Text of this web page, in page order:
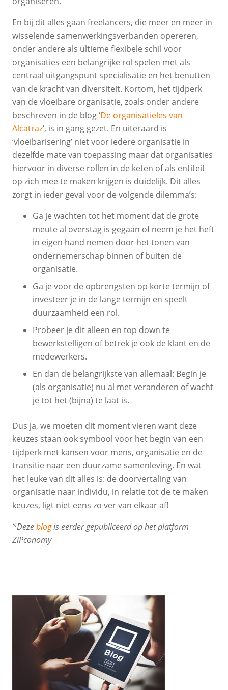
En bij dit alles gaan freelancers, die meer en meer in
wisselende samenwerkingsverbanden opereren,
onder andere als ultieme flexibele schil voor
organisaties een belangrijke rol spelen met als
centraal uitgangspunt specialisatie en het benutten
van de kracht van diversiteit. Kortom, het tijdperk
van de vloeibare organisatie, zoals onder andere
beschreven in de blog ‘De organisatieles van
Alcatraz‘, is in gang gezet. En uiteraard is
‘vloeibarisering’ niet voor iedere organisatie in
dezelfde mate van toepassing maar dat organisaties
hiervoor in diverse rollen in de keten of als entiteit
op zich mee te maken krijgen is duidelijk. Dit alles
zorgt in ieder geval voor de volgende dilemma’s:
Ga je wachten tot het moment dat de grote
meute al overstag is gegaan of neem je het heft
in eigen hand nemen door het tonen van
ondernemerschap binnen of buiten de
organisatie.
Ga je voor de opbrengsten op korte termijn of
investeer je in de lange termijn en speelt
duurzaamheid een rol.
Probeer je dit alleen en top down te
bewerkstelligen of betrek je ook de klant en de
medewerkers.
En dan de belangrijkste van allemaal: Begin je
(als organisatie) nu al met veranderen of wacht
je tot het (bijna) te laat is.
Dus ja, we moeten dit moment vieren want deze
keuzes staan ook symbool voor het begin van een
tijdperk met kansen voor mens, organisatie en de
transitie naar een duurzame samenleving. En wat
het leuke van dit alles is: de doorvertaling van
organisatie naar individu, in relatie tot de te maken
keuzes, ligt niet eens zo ver van elkaar af!
*Dezeblogis eerder gepubliceerd op het platform
ZiPconomy